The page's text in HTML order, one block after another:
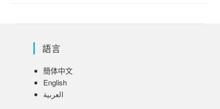
語言
簡体中文
English
العربية